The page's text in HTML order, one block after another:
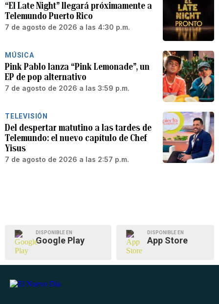
“El Late Night” llegará próximamente a
Telemundo Puerto Rico
7 de agosto de 2026 a las 4:30 p.m.
MÚSICA
Pink Pablo lanza “Pink Lemonade”, un
EP de pop alternativo
7 de agosto de 2026 a las 3:59 p.m.
TELEVISIÓN
Del despertar matutino a las tardes de
Telemundo: el nuevo capítulo de Chef
Yisus
7 de agosto de 2026 a las 2:57 p.m.
DISPONIBLE EN
Google Play
DISPONIBLE EN
App Store